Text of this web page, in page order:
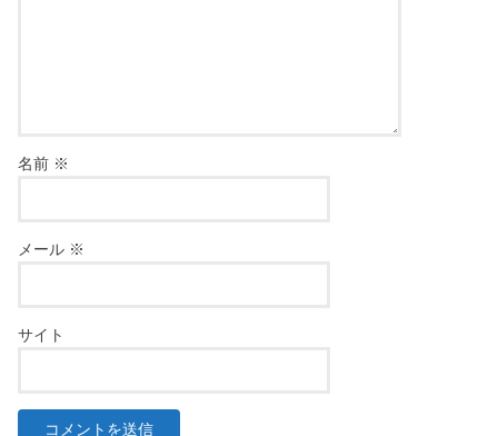
名前 ※
メール ※
サイト